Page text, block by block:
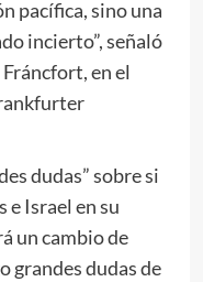
pacífica, sino una
incierto”, señaló
en el
dudas” sobre si
e Israel en su
un cambio de
grandes dudas de